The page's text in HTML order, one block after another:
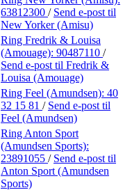
63812300 / Send e-post til
New Yorker (Amisu)
Ring Fredrik & Louisa
(Amouage): 90487110 /
Send e-post til Fredrik &
Louisa (Amouage)
Ring Feel (Amundsen): 40
32 15 81 / Send e-post til
Feel (Amundsen)
Ring Anton Sport
(Amundsen Sports):
23891055 / Send e-post til
Anton Sport (Amundsen
Sports)